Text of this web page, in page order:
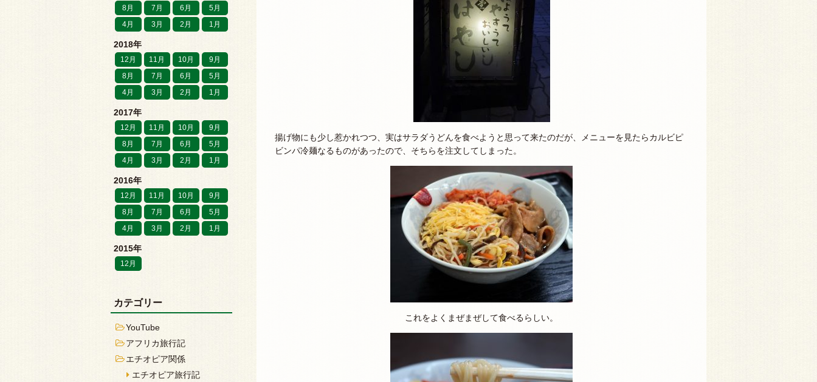
揚げ物にも少し惹かれつつ、実はサラダうどんを食べようと思って来たのだが、メニューを見たらカルビピ
ビンパ冷麺なるものがあったので、そちらを注文してしまった。
これをよくまぜまぜして食べるらしい。
8月
7月 6月
5月
4月
3月 2月 1月
2018年
12月 11月 10月
9月
8月
7月 6月
5月
4月
3月 2月 1月
2017年
12月 11月 10月
9月
8月
7月 6月
5月
4月
3月 2月 1月
2016年
12月 11月 10月
9月
8月
7月 6月
5月
4月
3月 2月 1月
2015年
12月
カテゴリー
YouTube
アフリカ旅行記
エチオピア関係
エチオピア旅行記